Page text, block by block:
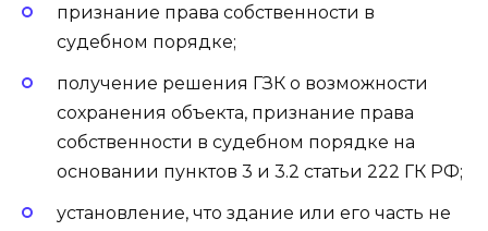
признание права собственности в
судебном порядке;
получение решения ГЗК о возможности
сохранения объекта, признание права
собственности в судебном порядке на
основании пунктов 3 и 3.2 статьи 222 ГК РФ;
установление, что здание или его часть не